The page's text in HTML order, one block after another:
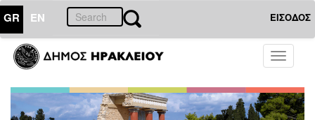
GR EN ΕΙΣΟΔΟΣ
Toggle
ΕΠΙΚΑΙΡΟΤΗΤΑ
Τύπου
Αρχείο